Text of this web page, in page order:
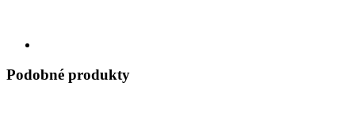
Podobné produkty